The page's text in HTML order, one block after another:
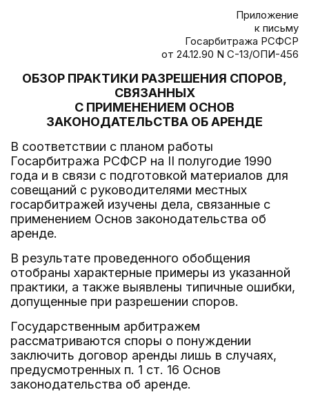
Приложение
к письму
Госарбитража РСФСР
от 24.12.90 N С-13/ОПИ-456
ОБЗОР ПРАКТИКИ РАЗРЕШЕНИЯ СПОРОВ,
СВЯЗАННЫХ
С ПРИМЕНЕНИЕМ ОСНОВ
ЗАКОНОДАТЕЛЬСТВА ОБ АРЕНДЕ
В соответствии с планом работы
Госарбитража РСФСР на II полугодие 1990
года и в связи с подготовкой материалов для
совещаний с руководителями местных
госарбитражей изучены дела, связанные с
применением Основ законодательства об
аренде.
В результате проведенного обобщения
отобраны характерные примеры из указанной
практики, а также выявлены типичные ошибки,
допущенные при разрешении споров.
Государственным арбитражем
рассматриваются споры о понуждении
заключить договор аренды лишь в случаях,
предусмотренных п. 1 ст. 16 Основ
законодательства об аренде.